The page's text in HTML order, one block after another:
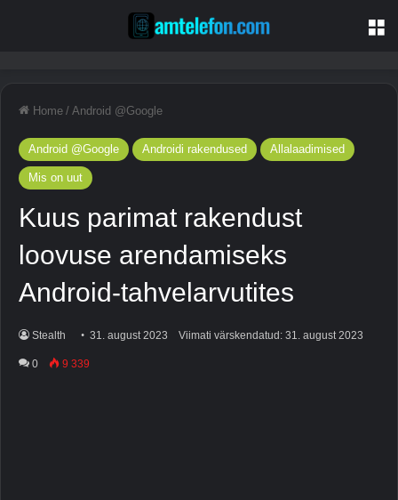
Home / Android @Google
Android @Google Androidi rakendused Allalaadimised
Mis on uut
Kuus parimat rakendust
loovuse arendamiseks
Android-tahvelarvutites
Stealth 31. august 2023 Viimati värskendatud: 31. august 2023
0 9 339